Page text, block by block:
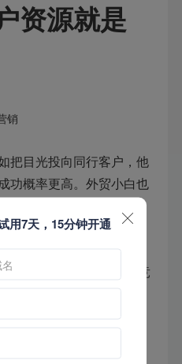
资源就是
销
把目光投向同行客户，他
功概率更高。外贸小白也
实操！
行客户信息
” 功能，在搜索框输入竞
，比如输入 “Led”，就
括公司网站、联系方
。
用7天，15分钟开通